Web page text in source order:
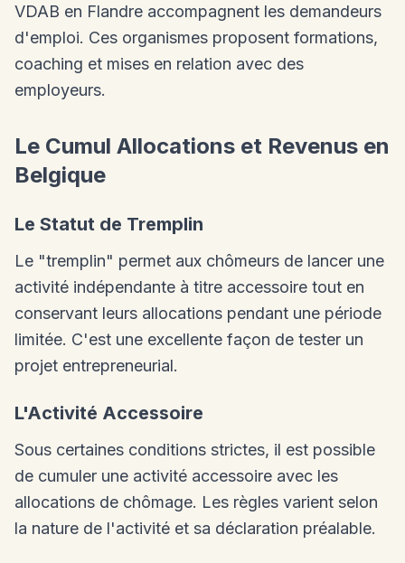
VDAB en Flandre accompagnent les demandeurs
d'emploi. Ces organismes proposent formations,
coaching et mises en relation avec des
employeurs.
Le Cumul Allocations et Revenus en
Belgique
Le Statut de Tremplin
Le "tremplin" permet aux chômeurs de lancer une
activité indépendante à titre accessoire tout en
conservant leurs allocations pendant une période
limitée. C'est une excellente façon de tester un
projet entrepreneurial.
L'Activité Accessoire
Sous certaines conditions strictes, il est possible
de cumuler une activité accessoire avec les
allocations de chômage. Les règles varient selon
la nature de l'activité et sa déclaration préalable.